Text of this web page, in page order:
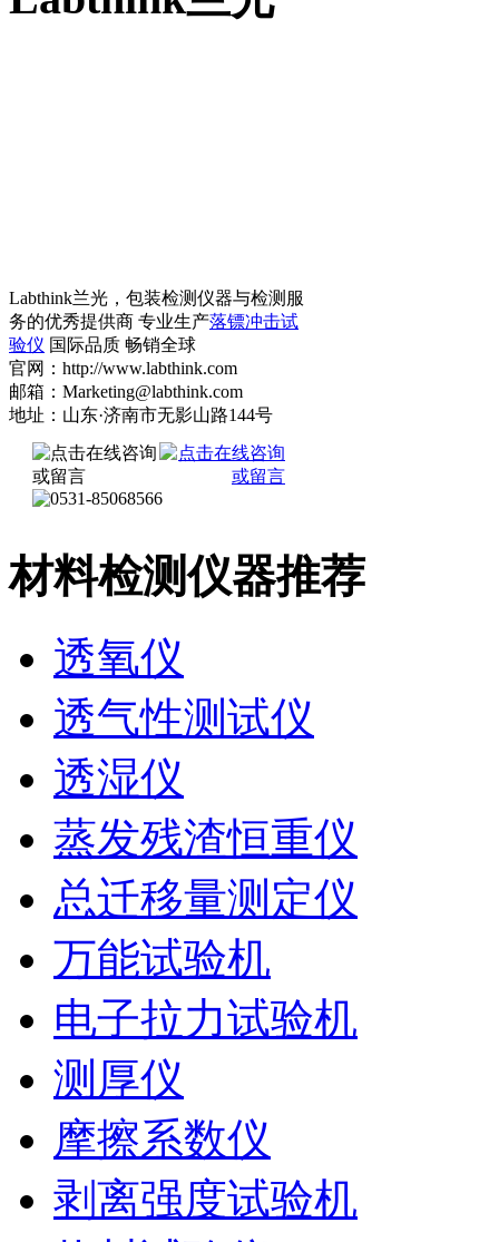
Labthink兰光，包装检测仪器与检测服
务的优秀提供商 专业生产落镖冲击试
验仪 国际品质 畅销全球
官网：http://www.labthink.com
邮箱：Marketing@labthink.com
地址：山东·济南市无影山路144号
材料检测仪器推荐
透氧仪
透气性测试仪
透湿仪
蒸发残渣恒重仪
总迁移量测定仪
万能试验机
电子拉力试验机
测厚仪
摩擦系数仪
剥离强度试验机